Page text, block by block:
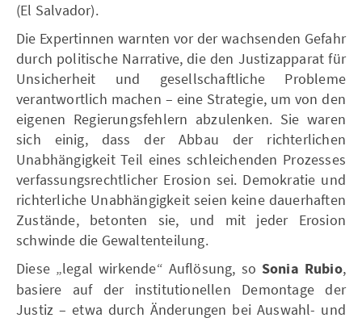
(El Salvador).
Die Expertinnen warnten vor der wachsenden Gefahr
durch politische Narrative, die den Justizapparat für
Unsicherheit und gesellschaftliche Probleme
verantwortlich machen – eine Strategie, um von den
eigenen Regierungsfehlern abzulenken. Sie waren
sich einig, dass der Abbau der richterlichen
Unabhängigkeit Teil eines schleichenden Prozesses
verfassungsrechtlicher Erosion sei. Demokratie und
richterliche Unabhängigkeit seien keine dauerhaften
Zustände, betonten sie, und mit jeder Erosion
schwinde die Gewaltenteilung.
Diese „legal wirkende“ Auflösung, so Sonia Rubio,
basiere auf der institutionellen Demontage der
Justiz – etwa durch Änderungen bei Auswahl- und